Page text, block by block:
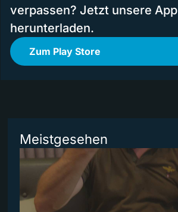
verpassen? Jetzt unsere App
herunterladen.
Zum Play Store
Meistgesehen